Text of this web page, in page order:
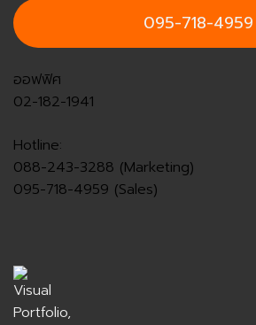
095-718-4959
ออฟฟิศ
02-182-1941
Hotline:
088-243-3288 (Marketing)
095-718-4959 (Sales)